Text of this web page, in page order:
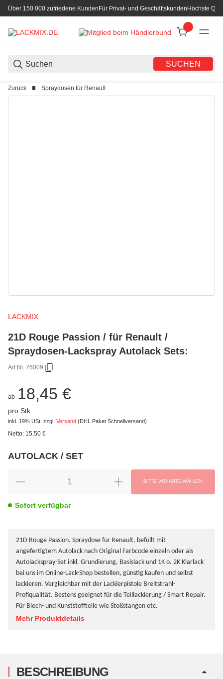
Über 150 000 zufriedene KundenFür Privat- und GeschäftskundenHöchste
SUCHEN
Zurück Spraydosen für Renault
LACKMIX
21D Rouge Passion / für Renault /
Spraydosen-Lackspray Autolack Sets:
Art.Nr.:76009
ab 18,45 €
pro Stk
inkl. 19% USt. zzgl. Versand (DHL Paket Schnellversand)
Netto: 15,50 €
AUTOLACK / SET
BITTE VARIANTE WÄHLEN
Sofort verfügbar
21D Rouge Passion. Spraydose für Renault, befüllt mit
angefertigtem Autolack nach Original Farbcode einzeln oder als
Autolackspray-Set inkl. Grundierung, Basislack und 1K o. 2K Klarlack
bei uns im Online-Lack-Shop bestellen, günstig kaufen und selbst
lackieren. Vergleichbar mit der Lackierpistole Breitstrahl-
Profiqualität. Bestens geeignet für die Teillackierung / Smart Repair.
Für Blech- und Kunststoffteile wie Stoßstangen etc.
Mehr Produktdetails
BESCHREIBUNG